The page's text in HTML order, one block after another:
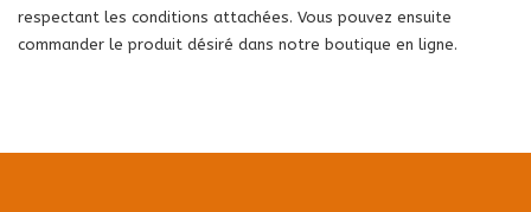
respectant les conditions attachées. Vous pouvez ensuite
commander le produit désiré dans notre boutique en ligne.